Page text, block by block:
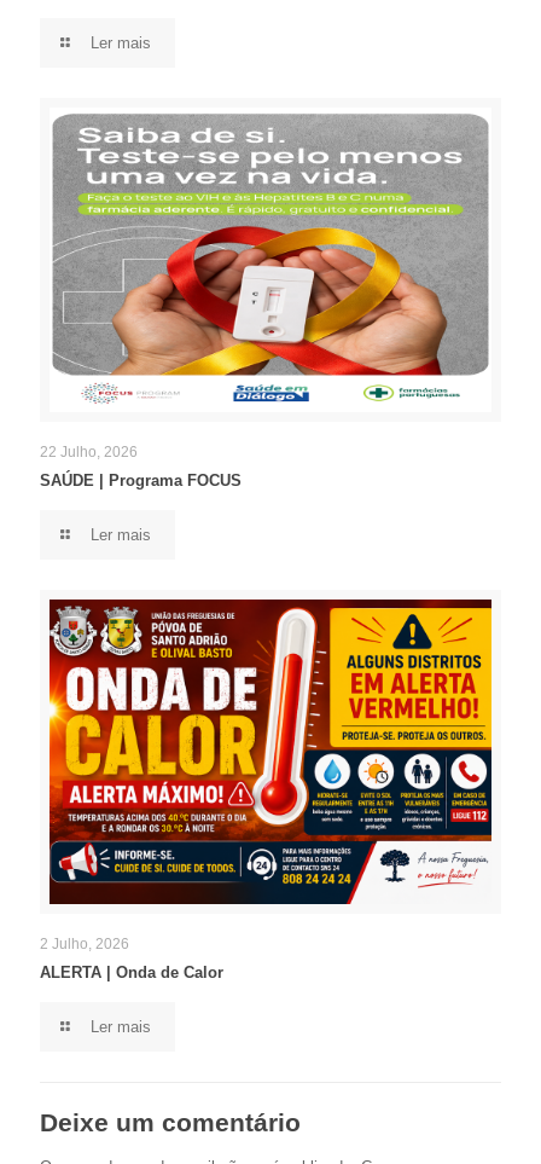
Ler mais
22 Julho, 2026
SAÚDE | Programa FOCUS
Ler mais
2 Julho, 2026
ALERTA | Onda de Calor
Ler mais
Deixe um comentário